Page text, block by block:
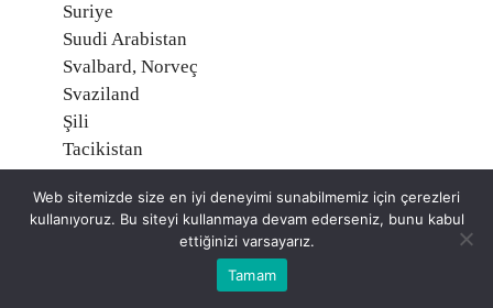
Suriye
Suudi Arabistan
Svalbard, Norveç
Svaziland
Şili
Tacikistan
Tanzanya
Tayland
Tayvan
Web sitemizde size en iyi deneyimi sunabilmemiz için çerezleri
kullanıyoruz. Bu siteyi kullanmaya devam ederseniz, bunu kabul
ettiğinizi varsayarız.
Tamam